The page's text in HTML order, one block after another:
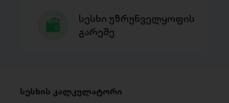
სესხი უზრუნველყოფის
გარეშე
სესხის კალკულატორი